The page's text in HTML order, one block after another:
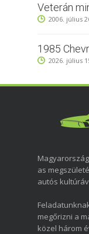
Veterán
2006. július
1985
2026. július
as
autós
megőrizni a
közel három